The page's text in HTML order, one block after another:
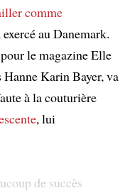
comme
au Danemark.
le magazine Elle
Karin Bayer, va
à la couturière
, lui
de succès